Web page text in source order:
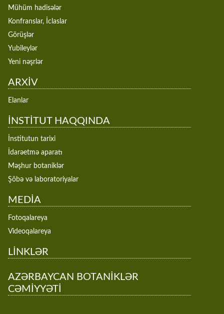
Mühüm hadisələr
Konfranslar, İclaslar
Görüşlər
Yubileylər
Yeni nəşrlər
ARXİV
Elanlar
İNSTİTUT HAQQINDA
İnstitutun tarixi
İdarəetmə aparatı
Məşhur botaniklər
Şöbə və laboratoriyalar
MEDİA
Fotoqalareya
Videoqalareya
LİNKLƏR
AZƏRBAYCAN BOTANİKLƏR
CƏMİYYƏTİ